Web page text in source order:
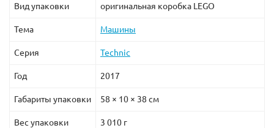
Вид упаковки оригинальная коробка LEGO
Тема Машины
Серия Technic
Год 2017
Габариты упаковки 58 × 10 × 38 см
Вес упаковки 3 010 г